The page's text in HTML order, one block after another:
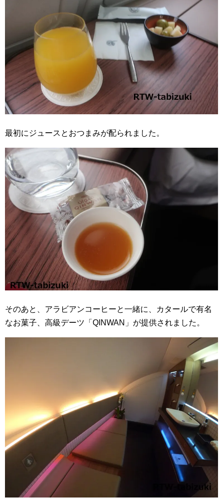
最初にジュースとおつまみが配られました。
そのあと、アラビアンコーヒーと一緒に、カタールで有名
なお菓子、高級デーツ「QINWAN」が提供されました。